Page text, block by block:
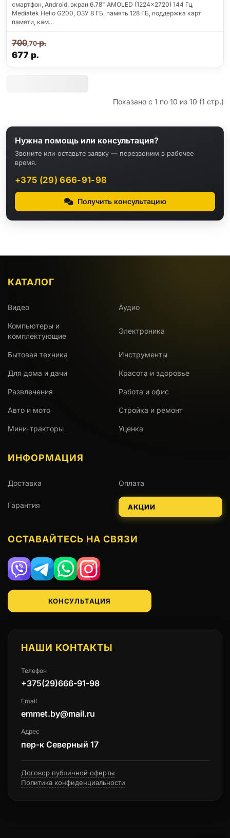
смартфон, Android, экран 6.78" AMOLED (1224x2720) 144 Гц,
Mediatek Helio G200, ОЗУ 8 ГБ, память 128 ГБ, поддержка карт
памяти, кам…
677 р.
700,70р.
Показано с 1 по 10 из 10 (1 стр.)
Нужна помощь или консультация?
Звоните или оставьте заявку — перезвоним в рабочее
время.
+375 (29) 666-91-98
Получить консультацию
КАТАЛОГ
Видео Аудио
Компьютеры и
комплектующие
Электроника
Бытовая техника Инструменты
Для дома и дачи Красота и здоровье
Развлечения Работа и офис
Авто и мото Стройка и ремонт
Мини-тракторы Уценка
ИНФОРМАЦИЯ
Доставка Оплата
Гарантия АКЦИИ
ОСТАВАЙТЕСЬ НА СВЯЗИ
Viber TelegramWhatsAppInstagram
КОНСУЛЬТАЦИЯ
НАШИ КОНТАКТЫ
Телефон
+375(29)666-91-98
Email
emmet.by@mail.ru
Адрес
пер-к Северный 17
Договор публичной оферты
Политика конфиденциальности